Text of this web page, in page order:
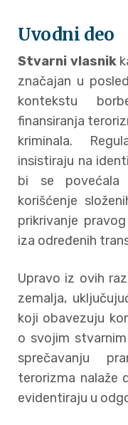
Uvodni deo
Stvarni vlasnik
značajan u
kontekstu
finansiranja
kriminala.
insistiraju na
bi se povećala
korišćenje
prikrivanje
iza određenih
Upravo iz ovih
zemalja,
koji obavezuju
o svojim
sprečavanju
terorizma nalaže
evidentiraju u